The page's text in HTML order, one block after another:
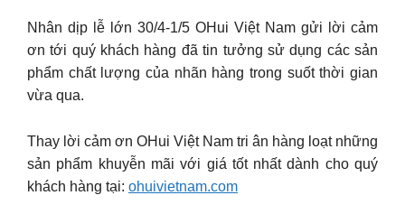
Nhân dịp lễ lớn 30/4-1/5 OHui Việt Nam gửi lời cảm
ơn tới quý khách hàng đã tin tưởng sử dụng các sản
phẩm chất lượng của nhãn hàng trong suốt thời gian
vừa qua.
Thay lời cảm ơn OHui Việt Nam tri ân hàng loạt những
sản phẩm khuyễn mãi với giá tốt nhất dành cho quý
khách hàng tại: ohuivietnam.com